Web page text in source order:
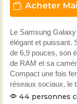
Acheter
Le Samsung
élégant et puissant.
de 6,9 pouces, son
de RAM et sa
Compact une fois
réseaux sociaux, le
44 personnes